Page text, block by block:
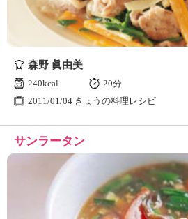
森野 眞由美
240kcal
20分
2011/01/04 きょうの料理レシピ
サンラータン